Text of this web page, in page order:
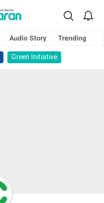
Audio Story
Trending
Green Initiative